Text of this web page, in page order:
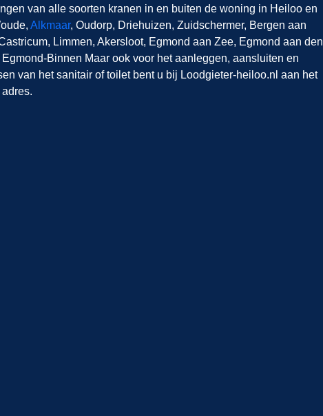
van alle soorten kranen in en buiten de woning in Heiloo en
Alkmaar, Oudorp, Driehuizen, Zuidschermer, Bergen aan
Limmen, Akersloot, Egmond aan Zee, Egmond aan den
Egmond-Binnen Maar ook voor het aanleggen, aansluiten en
van het sanitair of toilet bent u bij Loodgieter-heiloo.nl aan het